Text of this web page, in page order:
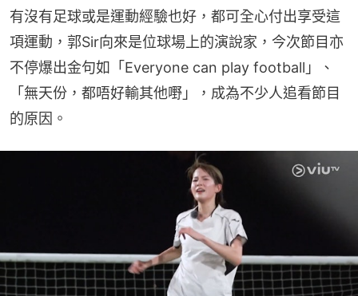
有沒有足球或是運動經驗也好，都可全心付出享受這
項運動，郭Sir向來是位球場上的演說家，今次節目亦
不停爆出金句如「Everyone can play football」、
「無天份，都唔好輸其他嘢」，成為不少人追看節目
的原因。